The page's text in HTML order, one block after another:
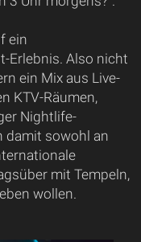
ein
Erlebnis. Also nicht
ein Mix aus Live-
KTV-Räumen,
Nightlife-
damit sowohl an
mit Tempeln,
wollen.